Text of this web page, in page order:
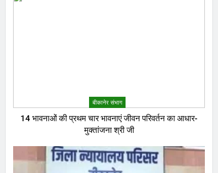
बीकानेर संभाग
14 भावनाओं की प्रथम चार भावनाएं जीवन परिवर्तन का आधार-
मुक्तांजना श्री जी